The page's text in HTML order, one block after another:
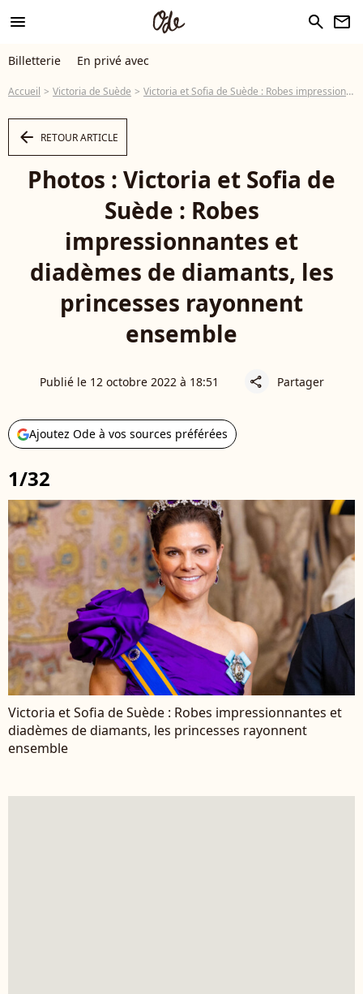
menu search newsletter
Billetterie En privé avec
Accueil Victoria de Suède Victoria et Sofia de Suède : Robes impressionnantes et diadèmes de diamants, les princesses rayonnent ensemble
arrow_left RETOUR ARTICLE
Photos : Victoria et Sofia de
Suède : Robes
impressionnantes et
diadèmes de diamants, les
princesses rayonnent
ensemble
Publié le 12 octobre 2022 à 18:51 share Partager
Ajoutez Ode à vos sources préférées
1/32
Victoria et Sofia de Suède : Robes impressionnantes et
diadèmes de diamants, les princesses rayonnent
ensemble